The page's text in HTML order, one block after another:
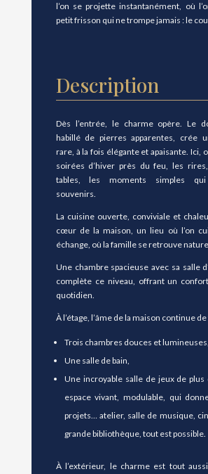
l’on se projette instantanément, où
petit frisson qui ne trompe jamais : le
Description
Dès l’entrée, le charme opère. Le
habillé de pierres apparentes, crée
rare, à la fois élégante et apaisante. Ici,
soirées d’hiver près du feu, les
tables, les moments simples qui
souvenirs.
La cuisine ouverte, conviviale et
cœur de la maison, un lieu où l’on
échange, où la famille se retrouve
Une chambre spacieuse avec sa salle
complète ce niveau, offrant un
quotidien.
À l’étage, l’âme de la maison continue
Trois chambres douces et lumineuses,
Une salle de bain,
Une incroyable salle de jeux de plus
espace vivant, modulable, qui
projets… atelier, salle de musique,
grande bibliothèque, tout est possible.
À l’extérieur, le charme est tout